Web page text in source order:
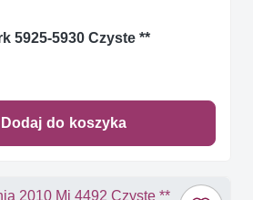
5925-5930 Czyste **
Dodaj do koszyka